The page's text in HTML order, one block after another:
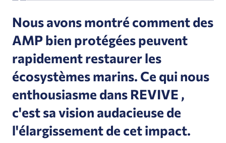
Nous avons montré comment des
AMP bien protégées peuvent
rapidement restaurer les
écosystèmes marins. Ce qui nous
enthousiasme dans REVIVE ,
c'est sa vision audacieuse de
l'élargissement de cet impact.